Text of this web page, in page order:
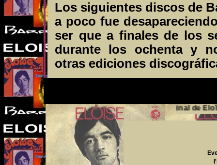
Los siguientes discos de
a poco fue
ser que a finales de los
durante los ochenta y
otras ediciones
la letra original de Eloise